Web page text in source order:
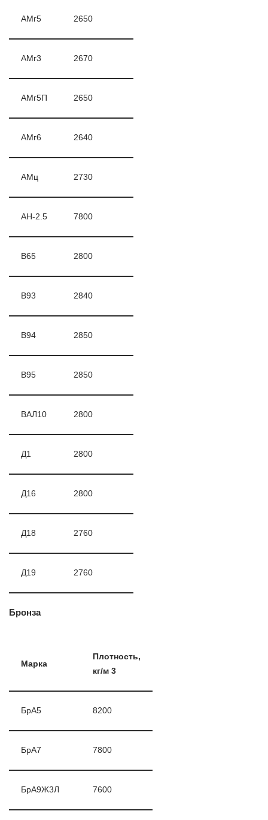
АМг5 2650
АМг3 2670
АМг5П 2650
АМг6 2640
АМц 2730
АН-2.5 7800
В65 2800
В93 2840
В94 2850
В95 2850
ВАЛ10 2800
Д1 2800
Д16 2800
Д18 2760
Д19 2760
Бронза
Марка
Плотность,
кг/м 3
БрА5 8200
БрА7 7800
БрА9Ж3Л 7600